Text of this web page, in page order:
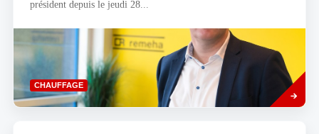
président depuis le jeudi 28...
CHAUFFAGE
Savoir
plus